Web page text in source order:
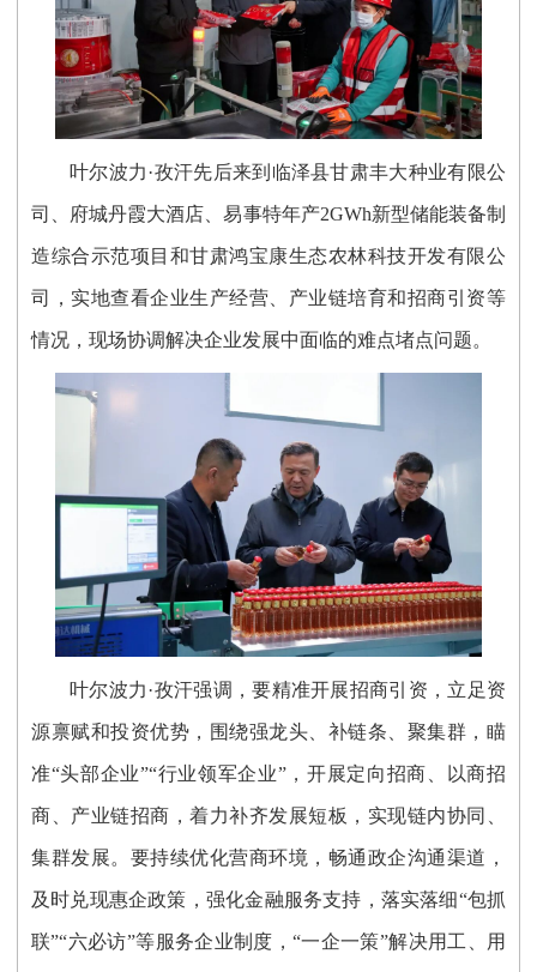
叶尔波力·孜汗先后来到临泽县甘肃丰大种业有限公
司、府城丹霞大酒店、易事特年产2GWh新型储能装备制
造综合示范项目和甘肃鸿宝康生态农林科技开发有限公
司，实地查看企业生产经营、产业链培育和招商引资等
情况，现场协调解决企业发展中面临的难点堵点问题。
叶尔波力·孜汗强调，要精准开展招商引资，立足资
源禀赋和投资优势，围绕强龙头、补链条、聚集群，瞄
准“头部企业”“行业领军企业”，开展定向招商、以商招
商、产业链招商，着力补齐发展短板，实现链内协同、
集群发展。要持续优化营商环境，畅通政企沟通渠道，
及时兑现惠企政策，强化金融服务支持，落实落细“包抓
联”“六必访”等服务企业制度，“一企一策”解决用工、用